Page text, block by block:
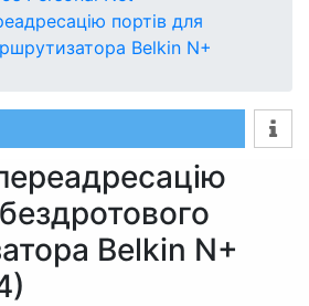
портів для
Belkin N+
Belkin N+